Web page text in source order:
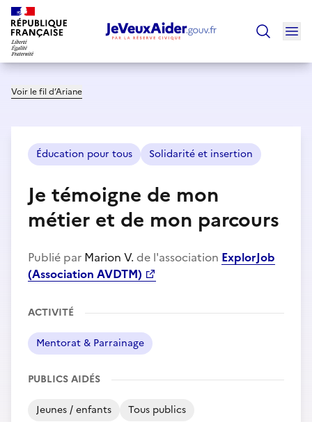
Voir le fil d’Ariane
Éducation pour tous Solidarité et insertion
Je témoigne de mon
métier et de mon parcours
Publié par Marion V. de l'association ExplorJob
(Association AVDTM)
ACTIVITÉ
Mentorat & Parrainage
PUBLICS AIDÉS
Jeunes / enfants Tous publics